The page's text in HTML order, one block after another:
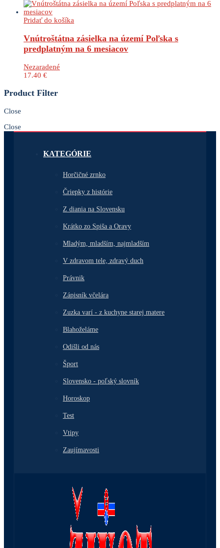
Pridať do košíka
Vnútroštátna zásielka na území Poľska s
predplatným na 6 mesiacov
Nezaradené
17.40 €
Product Filter
Close
Close
KATEGÓRIE
Horčičné zrnko
Čriepky z histórie
Z diania na Slovensku
Krátko zo Spiša a Oravy
Mladým, mladším, najmladším
V zdravom tele, zdravý duch
Právnik
Zápisník včelára
Zuzka varí - z kuchyne starej matere
Blahoželáme
Odišli od nás
Šport
Slovensko - poľský slovník
Horoskop
Test
Vtipy
Zaujímavosti